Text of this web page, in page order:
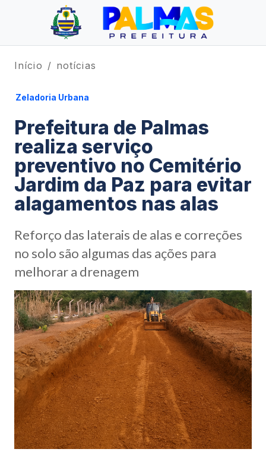
Início notícias
Zeladoria Urbana
Prefeitura de Palmas
realiza serviço
preventivo no Cemitério
Jardim da Paz para evitar
alagamentos nas alas
Reforço das laterais de alas e correções
no solo são algumas das ações para
melhorar a drenagem